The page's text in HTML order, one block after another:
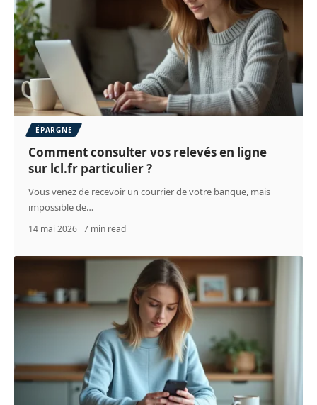
ÉPARGNE
Comment consulter vos relevés en ligne
sur lcl.fr particulier ?
Vous venez de recevoir un courrier de votre banque, mais
impossible de…
14 mai 2026 7 min read